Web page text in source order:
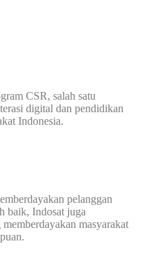
CSR, salah satu
digital dan pendidikan
Indonesia.
pelanggan
baik, Indosat juga
masyarakat